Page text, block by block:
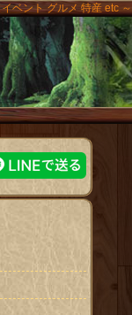
ベント グルメ 特産 etc ～